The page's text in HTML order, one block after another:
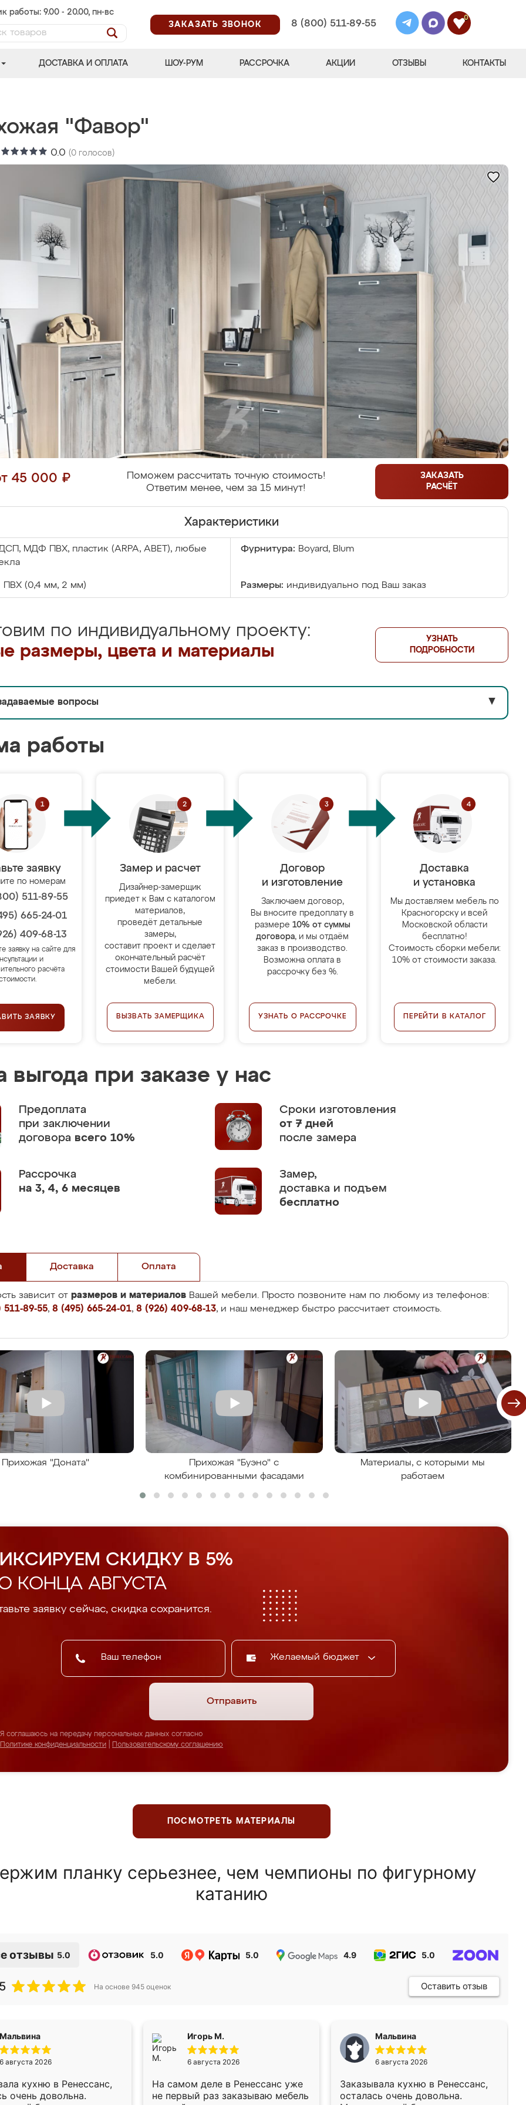
работы: 9.00 - 20.00, пн-вс
ЗАКАЗАТЬ ЗВОНОК
8 (800) 511-89-55
0
ДОСТАВКА И ОПЛАТА ШОУ-РУМ РАССРОЧКА АКЦИИ ОТЗЫВЫ КОНТАКТЫ
"Фавор"
0.0 (0 голосов)
45 000 ₽
Поможем рассчитать точную стоимость!
Ответим менее, чем за 15 минут!
ЗАКАЗАТЬ
РАСЧЁТ
Характеристики
МДФ ПВХ, пластик (ARPA, ABET), любые
Фурнитура: Boyard, Blum
ПВХ (0,4 мм, 2 мм) Размеры: индивидуально под Ваш заказ
по индивидуальному проекту:
размеры, цвета и материалы
УЗНАТЬ
ПОДРОБНОСТИ
вопросы ▼
работы
заявку
по номерам
511-89-55
665-24-01
409-68-13
заявку на сайте для
и
расчёта
ЗАЯВКУ
Замер и расчет
Дизайнер-замерщик
приедет к Вам с каталогом
материалов,
проведёт детальные
замеры,
составит проект и сделает
окончательный расчёт
стоимости Вашей будущей
мебели.
ВЫЗВАТЬ ЗАМЕРЩИКА
Договор
и изготовление
Заключаем договор,
Вы вносите предоплату в
размере 10% от суммы
договора, и мы отдаём
заказ в производство.
Возможна оплата в
рассрочку без %.
УЗНАТЬ О РАССРОЧКЕ
Доставка
и установка
Мы доставляем мебель по
Красногорску и всей
Московской области
бесплатно!
Стоимость сборки мебели:
10% от стоимости заказа.
ПЕРЕЙТИ В КАТАЛОГ
выгода при заказе у нас
Предоплата
при заключении
договора всего 10%
Сроки изготовления
от 7 дней
после замера
Рассрочка
на 3, 4, 6 месяцев
Замер,
доставка и подъем
бесплатно
Доставка Оплата
зависит от размеров и материалов Вашей мебели. Просто позвоните нам по любому из телефонов:
89-55, 8 (495) 665-24-01, 8 (926) 409-68-13, и наш менеджер быстро рассчитает стоимость.
Прихожая "Доната"
Прихожая "Буэно" с
комбинированными фасадами
Материалы, с которыми мы
работаем
СКИДКУ В 5%
КОНЦА АВГУСТА
заявку сейчас, скидка сохранится.
Желаемый бюджет
Отправить
Я соглашаюсь на передачу персональных данных согласно
Политике конфиденциальности
Пользовательскому соглашению
ПОСМОТРЕТЬ МАТЕРИАЛЫ
планку серьезнее, чем чемпионы по фигурному
катанию
отзывы 5.0 5.0 5.0 4.9 5.0
На основе 945 оценок Оставить отзыв
Мальвина
6 августа 2026
кухню в Ренессанс,
очень довольна.
Игорь М.
6 августа 2026
На самом деле в Ренессанс уже
не первый раз заказываю мебель
Мальвина
6 августа 2026
Заказывала кухню в Ренессанс,
осталась очень довольна.